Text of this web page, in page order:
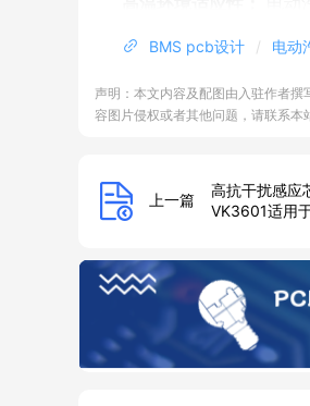
以确保电池的安全性。
通信接口：电动汽车
可维护性： 电动汽车
块化设计。
元件和睡眠模式的设计。
故障容忍性：电动汽车
障检测技术是一种常见
国内电动汽车BMS规范
BMS pcb设计 电动
声明：本文内容及配图由入驻作者
容图片侵权或者其他问题，请联系本
上一篇
高抗干扰感应
VK3601适用